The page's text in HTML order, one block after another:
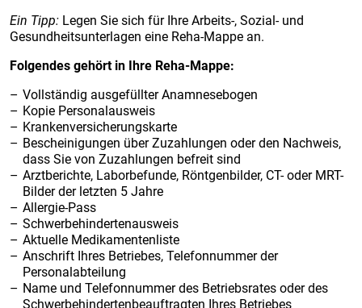
Ein Tipp: Legen Sie sich für Ihre Arbeits-, Sozial- und
Gesundheitsunterlagen eine Reha-Mappe an.
Folgendes gehört in Ihre Reha-Mappe:
Vollständig ausgefüllter Anamnesebogen
Kopie Personalausweis
Krankenversicherungskarte
Bescheinigungen über Zuzahlungen oder den Nachweis,
dass Sie von Zuzahlungen befreit sind
Arztberichte, Laborbefunde, Röntgenbilder, CT- oder MRT-
Bilder der letzten 5 Jahre
Allergie-Pass
Schwerbehindertenausweis
Aktuelle Medikamentenliste
Anschrift Ihres Betriebes, Telefonnummer der
Personalabteilung
Name und Telefonnummer des Betriebsrates oder des
Schwerbehindertenbeauftragten Ihres Betriebes